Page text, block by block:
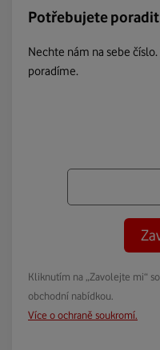
Potřebujete
Nechte nám na sebe
poradíme.
Kliknutím na „Zavolejte mi“
obchodní nabídkou.
Více o ochraně soukromí.